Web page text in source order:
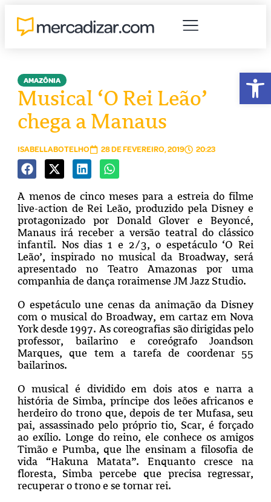
AMAZÔNIA
Musical ‘O Rei Leão’
chega a Manaus
ISABELLABOTELHO 28 DE FEVEREIRO, 2019 20:23
A menos de cinco meses para a estreia do filme
live-action de Rei Leão, produzido pela Disney e
protagonizado por Donald Glover e Beyoncé,
Manaus irá receber a versão teatral do clássico
infantil. Nos dias 1 e 2/3, o espetáculo ‘O Rei
Leão’, inspirado no musical da Broadway, será
apresentado no Teatro Amazonas por uma
companhia de dança roraimense JM Jazz Studio.
O espetáculo une cenas da animação da Disney
com o musical do Broadway, em cartaz em Nova
York desde 1997. As coreografias são dirigidas pelo
professor, bailarino e coreógrafo Joandson
Marques, que tem a tarefa de coordenar 55
bailarinos.
O musical é dividido em dois atos e narra a
história de Simba, príncipe dos leões africanos e
herdeiro do trono que, depois de ter Mufasa, seu
pai, assassinado pelo próprio tio, Scar, é forçado
ao exílio. Longe do reino, ele conhece os amigos
Timão e Pumba, que lhe ensinam a filosofia de
vida “Hakuna Matata”. Enquanto cresce na
floresta, Simba percebe que precisa regressar,
recuperar o trono e se tornar rei.